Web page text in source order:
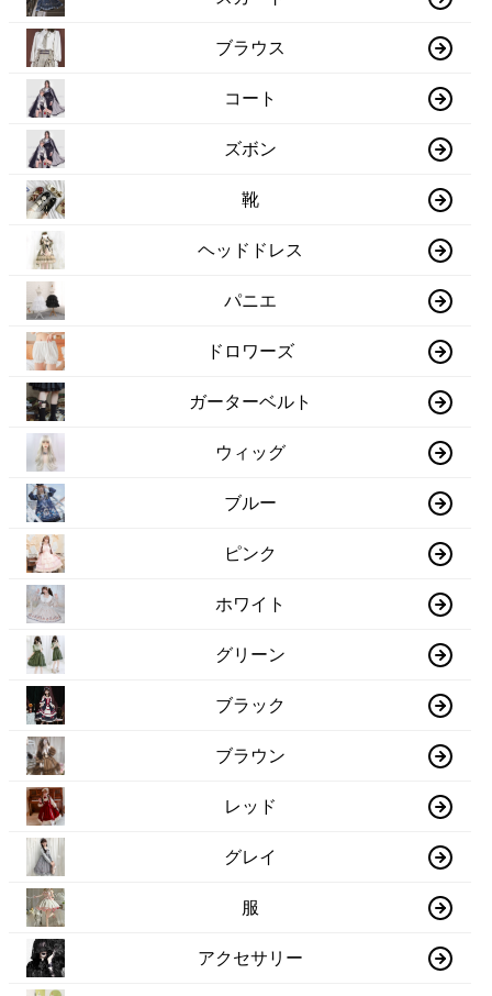
ブラウス
コート
ズボン
靴
ヘッドドレス
パニエ
ドロワーズ
ガーターベルト
ウィッグ
ブルー
ピンク
ホワイト
グリーン
ブラック
ブラウン
レッド
グレイ
服
アクセサリー